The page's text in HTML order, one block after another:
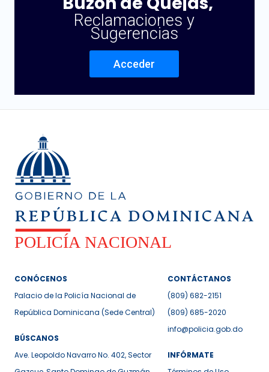
Reclamaciones y
Sugerencias
Acceder
CONÓCENOS
Palacio de la Policía Nacional de
República Dominicana (Sede Central)
BÚSCANOS
Ave. Leopoldo Navarro No. 402, Sector
CONTÁCTANOS
(809) 682-2151
(809) 685-2020
info@policia.gob.do
INFÓRMATE